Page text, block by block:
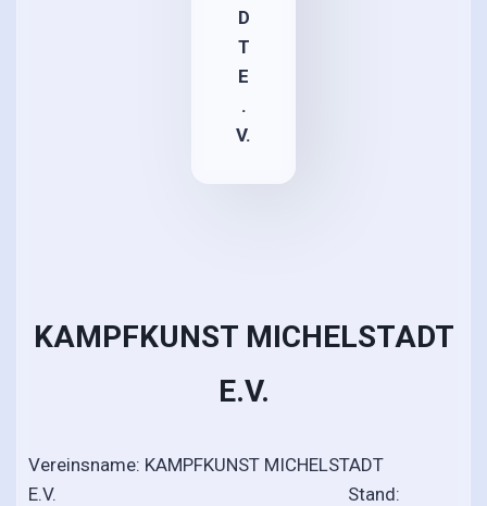
D
T
E
.
V.
KAMPFKUNST MICHELSTADT
E.V.
Vereinsname: KAMPFKUNST MICHELSTADT
E.V. Stand: